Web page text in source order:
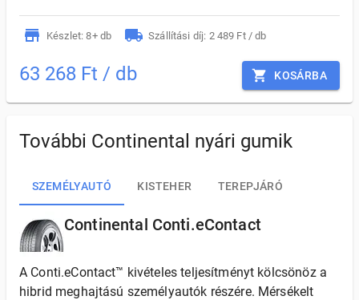
Készlet: 8+ db Szállítási díj: 2 489 Ft / db
63 268 Ft / db KOSÁRBA
További Continental nyári gumik
SZEMÉLYAUTÓ KISTEHER TEREPJÁRÓ
Continental Conti.eContact
A Conti.eContact™ kivételes teljesítményt kölcsönöz a
hibrid meghajtású személyautók részére. Mérsékelt